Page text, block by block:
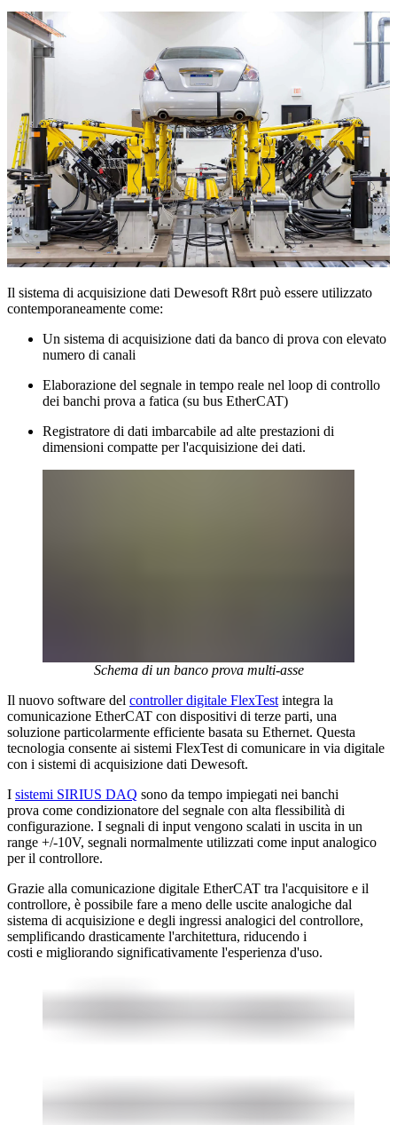
Il sistema di acquisizione dati Dewesoft R8rt può essere utilizzato
contemporaneamente come:
Un sistema di acquisizione dati da banco di prova con elevato
numero di canali
Elaborazione del segnale in tempo reale nel loop di controllo
dei banchi prova a fatica (su bus EtherCAT)
Registratore di dati imbarcabile ad alte prestazioni di
dimensioni compatte per l'acquisizione dei dati.
Schema di un banco prova multi-asse
Il nuovo software del controller digitale FlexTest integra la
comunicazione EtherCAT con dispositivi di terze parti, una
soluzione particolarmente efficiente basata su Ethernet. Questa
tecnologia consente ai sistemi FlexTest di comunicare in via digitale
con i sistemi di acquisizione dati Dewesoft.
I sistemi SIRIUS DAQ sono da tempo impiegati nei banchi
prova come condizionatore del segnale con alta flessibilità di
configurazione. I segnali di input vengono scalati in uscita in un
range +/-10V, segnali normalmente utilizzati come input analogico
per il controllore.
Grazie alla comunicazione digitale EtherCAT tra l'acquisitore e il
controllore, è possibile fare a meno delle uscite analogiche dal
sistema di acquisizione e degli ingressi analogici del controllore,
semplificando drasticamente l'architettura, riducendo i
costi e migliorando significativamente l'esperienza d'uso.